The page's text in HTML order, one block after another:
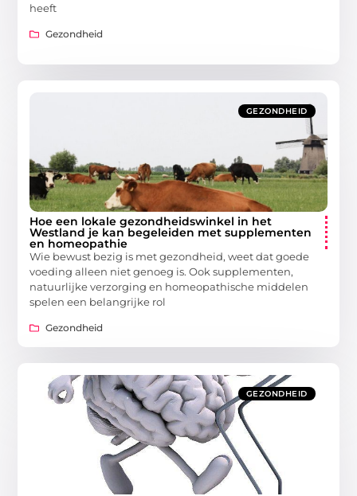
heeft
Gezondheid
GEZONDHEID
Hoe een lokale gezondheidswinkel in het
Westland je kan begeleiden met supplementen
en homeopathie
Wie bewust bezig is met gezondheid, weet dat goede
voeding alleen niet genoeg is. Ook supplementen,
natuurlijke verzorging en homeopathische middelen
spelen een belangrijke rol
Gezondheid
GEZONDHEID